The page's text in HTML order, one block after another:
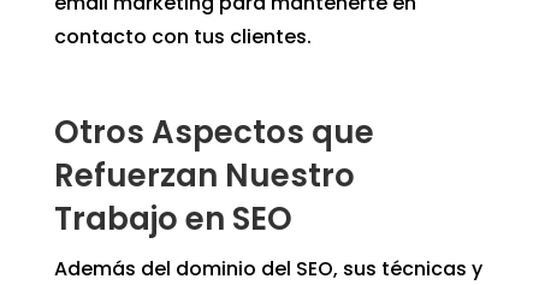
contacto con tus clientes.
Otros Aspectos que
Refuerzan Nuestro
Trabajo en SEO
Además del dominio del SEO, sus técnicas y